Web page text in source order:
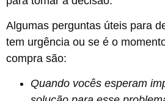
Algumas perguntas úteis para
tem urgência ou se é o
compra são:
Quando vocês esperam